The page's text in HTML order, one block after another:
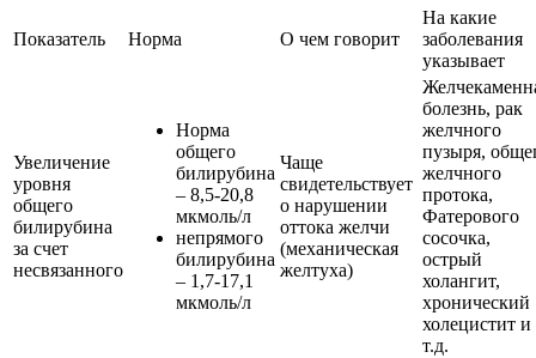
Показатель Норма О чем говорит
На какие
заболевания
указывает
Увеличение
уровня
общего
билирубина
за счет
несвязанного
Норма
общего
билирубина
– 8,5-20,8
мкмоль/л
непрямого
билирубина
– 1,7-17,1
мкмоль/л
Чаще
свидетельствует
о нарушении
оттока желчи
(механическая
желтуха)
болезнь, рак
желчного
пузыря,
желчного
протока,
Фатерового
сосочка,
острый
холангит,
хронический
холецистит и
т.д.